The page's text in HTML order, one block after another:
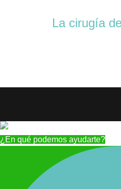
La cirugía
¿En qué podemos ayudarte?